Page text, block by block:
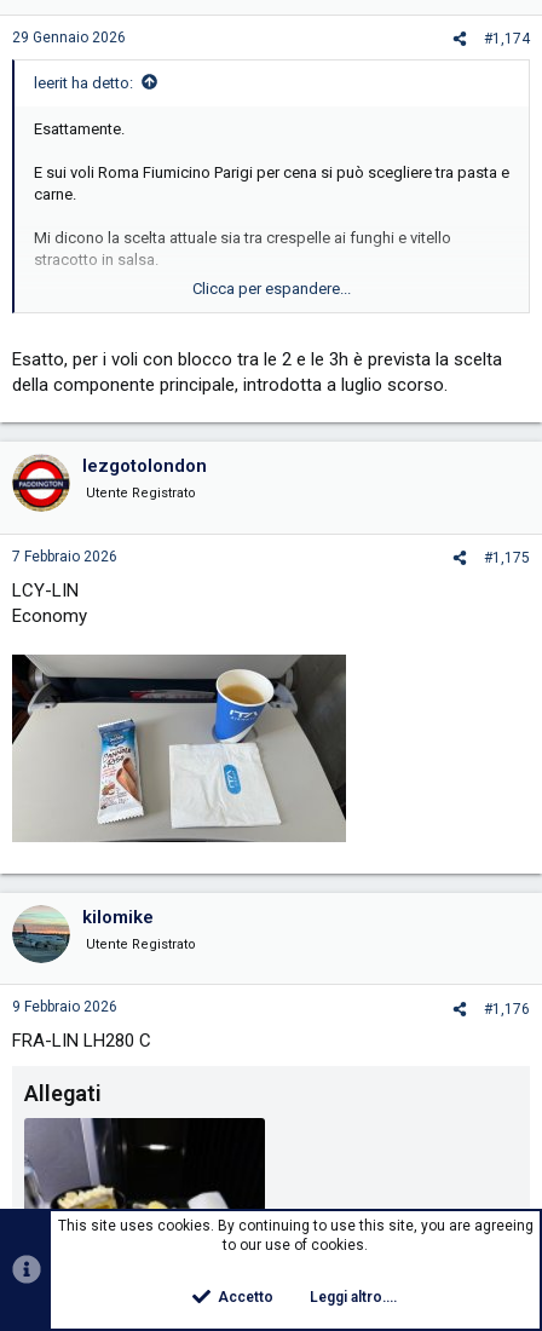
29 Gennaio 2026 #1,174
leerit ha detto:
Esattamente.
E sui voli Roma Fiumicino Parigi per cena si può scegliere tra pasta e
carne.
Mi dicono la scelta attuale sia tra crespelle ai funghi e vitello
stracotto in salsa.
Mio fratello ha volato da poco in quel collegamento e mi ha detto
Sia ben chiaro: è un suo personale pensiero.
Clicca per espandere...
Esatto, per i voli con blocco tra le 2 e le 3h è prevista la scelta
della componente principale, introdotta a luglio scorso.
lezgotolondon
Utente Registrato
7 Febbraio 2026 #1,175
LCY-LIN
Economy
kilomike
Utente Registrato
9 Febbraio 2026 #1,176
FRA-LIN LH280 C
Allegati
00_LH 280_Catering_115039.jpg
This site uses cookies. By continuing to use this site, you are agreeing
to our use of cookies.
Accetto Leggi altro....